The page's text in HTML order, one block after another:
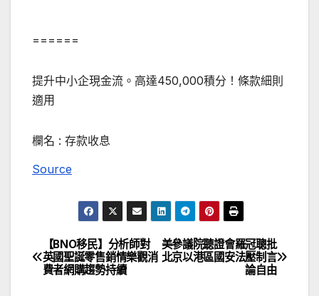
======
提升中小企現金流。高達450,000積分！條款細則
適用
欄名 : 存款收息
Source
文
章
美參議院聽證會羅冠聰批
北京以港區國安法壓制言
論自由
【BNO移民】分析師對
英國聖誕零售銷情樂觀消
費者網購趨勢持續